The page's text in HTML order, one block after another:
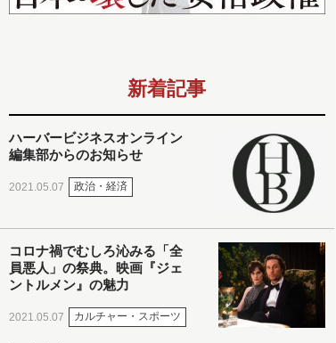
新着記事
ハーバービジネスオンライン
編集部からのお知らせ
2021.05.07 政治・経済
コロナ禍でむしろ沁みる「全
員悪人」の祭典。映画『ジェ
ントルメン』の魅力
2021.05.07 カルチャー・スポーツ